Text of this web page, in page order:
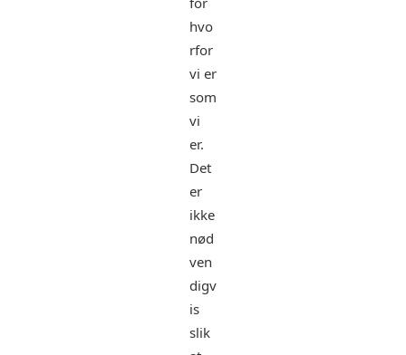
hvo
rfor
vi er
som
vi
er.
Det
er
ikke
nød
ven
digv
is
slik